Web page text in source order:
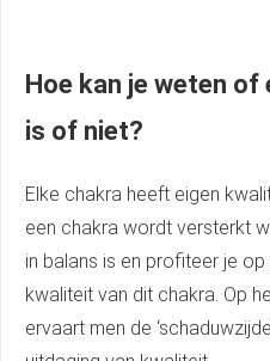
Hoe kan je weten of
is of niet?
Elke chakra heeft eigen
een chakra wordt versterkt
in balans is en profiteer je
kwaliteit van dit chakra. Op
ervaart men de